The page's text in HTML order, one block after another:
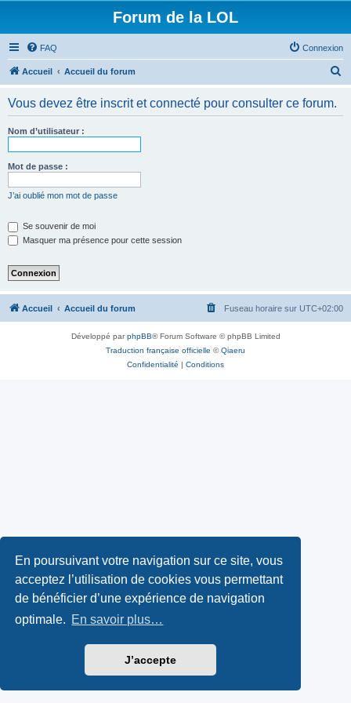
En poursuivant votre navigation sur ce site, vous
acceptez l’utilisation de cookies vous permettant
de bénéficier d’une expérience de navigation
optimale. En savoir plus…
J’accepte
Forum de la LOL
FAQ Connexion
Accueil Accueil du forum
Vous devez être inscrit et connecté pour consulter ce forum.
Nom d’utilisateur :
Mot de passe :
J’ai oublié mon mot de passe
Se souvenir de moi
Masquer ma présence pour cette session
Accueil Accueil du forum Fuseau horaire sur UTC+02:00
Développé parphpBB® Forum Software © phpBB Limited
Traduction française officielle ©Qiaeru
Confidentialité | Conditions